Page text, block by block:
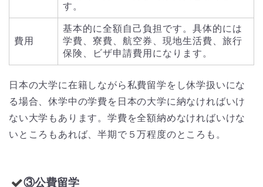
す。
費用
基本的に全額自己負担です。具体的には
学費、寮費、航空券、現地生活費、旅行
保険、ビザ申請費用になります。
日本の大学に在籍しながら私費留学をし休学扱いにな
る場合、休学中の学費を日本の大学に納なければいけ
ない大学もあります。学費を全額納めなければいけな
いところもあれば、半期で５万程度のところも。
③公費留学